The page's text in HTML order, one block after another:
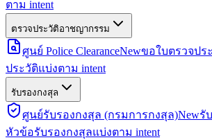
ตาม intent
ตรวจประวัติอาชญากรรม
ศูนย์ Police ClearanceNewขอใบตรวจปร
ประวัติแบ่งตาม intent
รับรองกงสุล
ศูนย์รับรองกงสุล (กรมการกงสุล)Newรั
หัวข้อรับรองกงสุลแบ่งตาม intent